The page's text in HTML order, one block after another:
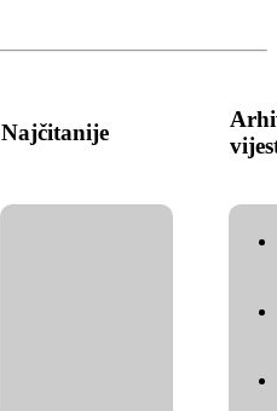
Najčitanije